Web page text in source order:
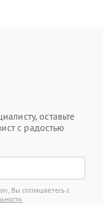
оставьте
с радостью
Вы соглашаетесь с